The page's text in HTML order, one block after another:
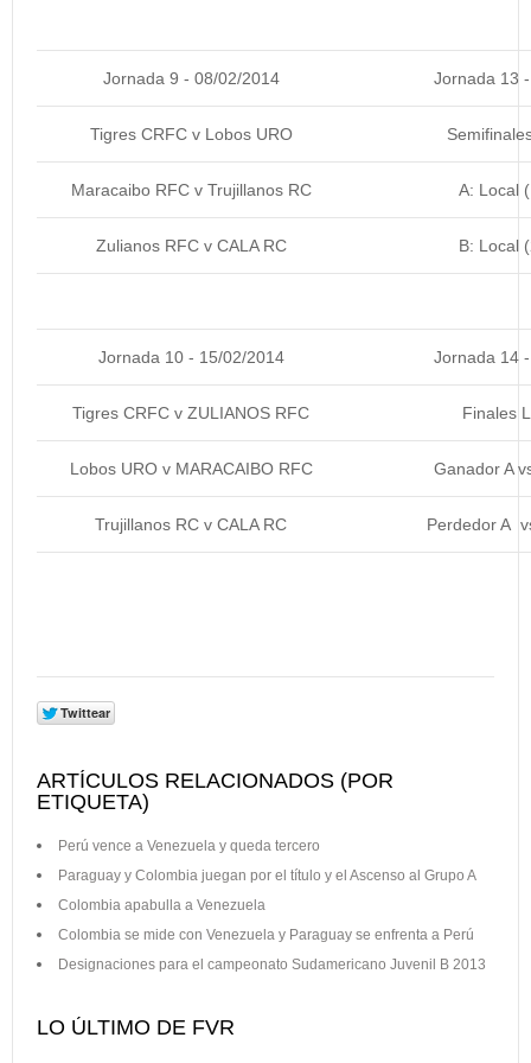
Jornada 9 - 08/02/2014 Jornada 13
Tigres CRFC v Lobos URO
Maracaibo RFC v Trujillanos RC A: Local
Zulianos RFC v CALA RC B: Local
Jornada 10 - 15/02/2014 Jornada 14
Tigres CRFC v ZULIANOS RFC Finales
Lobos URO v MARACAIBO RFC Ganador A
Trujillanos RC v CALA RC Perdedor A
ARTÍCULOS RELACIONADOS (POR
ETIQUETA)
Perú vence a Venezuela y queda tercero
Paraguay y Colombia juegan por el título y el Ascenso al Grupo A
Colombia apabulla a Venezuela
Colombia se mide con Venezuela y Paraguay se enfrenta a Perú
Designaciones para el campeonato Sudamericano Juvenil B 2013
LO ÚLTIMO DE FVR